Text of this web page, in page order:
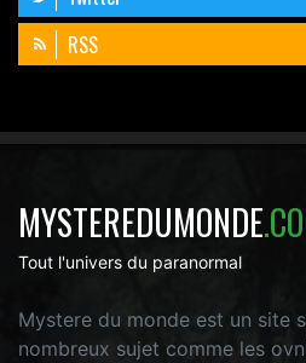
RSS
MYSTEREDUMONDE
Tout l'univers du paranormal
Mystere du monde est un site
nombreux sujet comme les